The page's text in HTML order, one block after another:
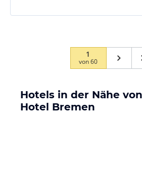
1
von60
Hotels in der Nähe
Hotel Bremen